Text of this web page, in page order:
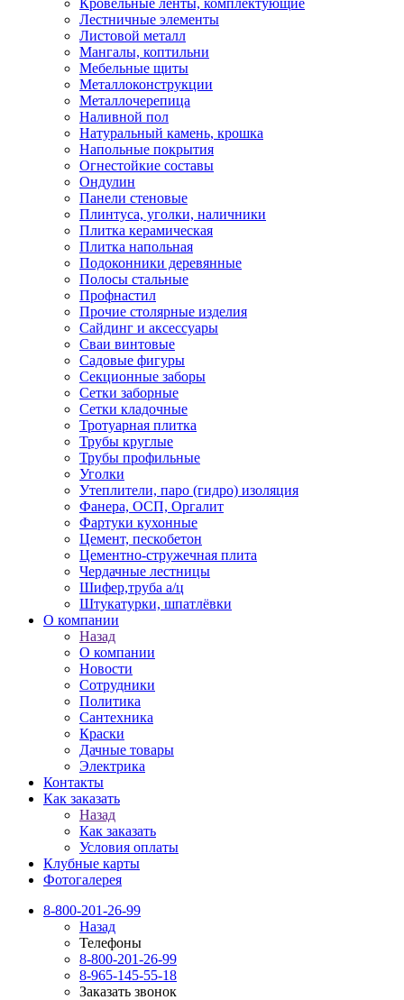
Лестничные элементы
Листовой металл
Мангалы, коптильни
Мебельные щиты
Металлоконструкции
Металлочерепица
Наливной пол
Натуральный камень, крошка
Напольные покрытия
Огнестойкие составы
Ондулин
Панели стеновые
Плинтуса, уголки, наличники
Плитка керамическая
Плитка напольная
Подоконники деревянные
Полосы стальные
Профнастил
Прочие столярные изделия
Сайдинг и аксессуары
Сваи винтовые
Садовые фигуры
Секционные заборы
Сетки заборные
Сетки кладочные
Тротуарная плитка
Трубы круглые
Трубы профильные
Уголки
Утеплители, паро (гидро) изоляция
Фанера, ОСП, Оргалит
Фартуки кухонные
Цемент, пескобетон
Цементно-стружечная плита
Чердачные лестницы
Шифер,труба а/ц
Штукатурки, шпатлёвки
О компании
Назад
О компании
Новости
Сотрудники
Политика
Сантехника
Краски
Дачные товары
Электрика
Контакты
Как заказать
Назад
Как заказать
Условия оплаты
Клубные карты
Фотогалерея
8-800-201-26-99
Назад
Телефоны
8-800-201-26-99
8-965-145-55-18
Заказать звонок